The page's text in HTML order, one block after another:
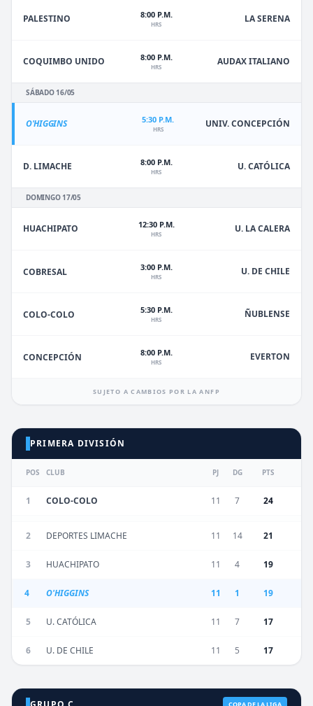
PALESTINO 8:00 P.M.
HRS LA SERENA
COQUIMBO UNIDO 8:00 P.M.
HRS AUDAX ITALIANO
SÁBADO 16/05
O'HIGGINS 5:30 P.M.
HRS UNIV. CONCEPCIÓN
D. LIMACHE 8:00 P.M.
HRS U. CATÓLICA
DOMINGO 17/05
HUACHIPATO 12:30 P.M.
HRS U. LA CALERA
COBRESAL 3:00 P.M.
HRS U. DE CHILE
COLO-COLO 5:30 P.M.
HRS ÑUBLENSE
CONCEPCIÓN 8:00 P.M.
HRS EVERTON
SUJETO A CAMBIOS POR LA ANFP
PRIMERA DIVISIÓN
POS CLUB PJ DG PTS
1 COLO-COLO 11 7 24
2 DEPORTES LIMACHE 11 14 21
3 HUACHIPATO 11 4 19
4 O'HIGGINS 11 1 19
5 U. CATÓLICA 11 7 17
6 U. DE CHILE 11 5 17